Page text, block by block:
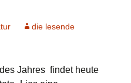
die lesende
Jahres findet heute